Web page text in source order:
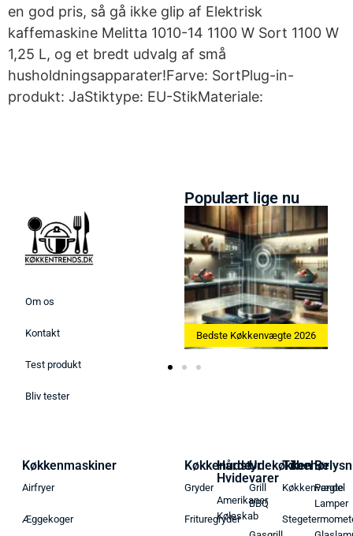
en god pris, så gå ikke glip af Elektrisk
kaffemaskine Melitta 1010-14 1100 W Sort 1100 W
1,25 L, og et bredt udvalg af små
husholdningsapparater!Farve: SortPlug-in-
produkt: JaStiktype: EU-StikMateriale:
Om os
Kontakt
Test produkt
Bliv tester
Populært lige nu
Bedste Ismaskine 2026 Bedste Køkkenvægte 2026
Køkkenmaskiner
Airfryer
Æggekoger
Køkkenudstyr
Gryder
Frituregryder
Hårde
Hvidevarer
Amerikaner
Køleskab
Udekøkken
Grill
BBQ
Tilbehør
Køkkenvægte
Pendel
Lamper